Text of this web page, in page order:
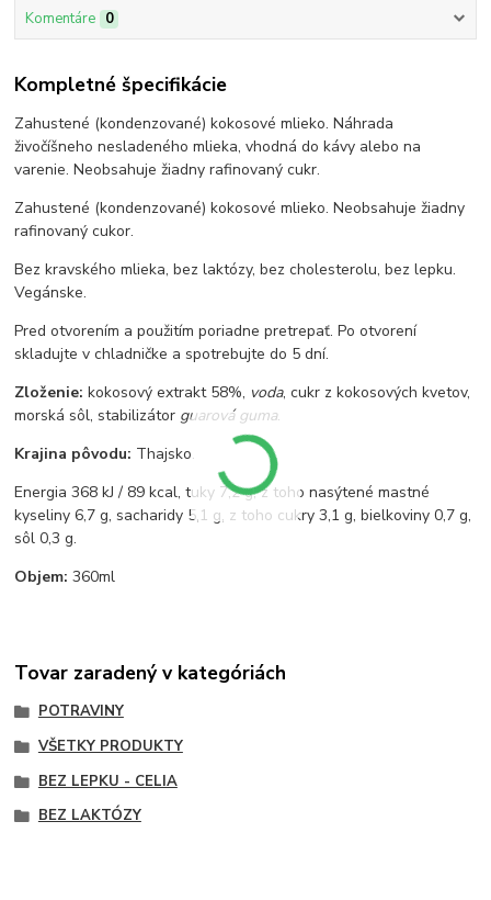
Komentáre 0
Kompletné špecifikácie
Zahustené (kondenzované) kokosové mlieko. Náhrada
živočíšneho nesladeného mlieka, vhodná do kávy alebo na
varenie. Neobsahuje žiadny rafinovaný cukr.
Zahustené (kondenzované) kokosové mlieko. Neobsahuje žiadny
rafinovaný cukor.
Bez kravského mlieka, bez laktózy, bez cholesterolu, bez lepku.
Vegánske.
Pred otvorením a použitím poriadne pretrepať. Po otvorení
skladujte v chladničke a spotrebujte do 5 dní.
Zloženie:kokosový extrakt 58%, voda, cukr z kokosových kvetov,
morská sôl, stabilizátor guarová guma.
Krajina pôvodu: Thajsko.
Energia 368 kJ / 89 kcal, tuky 7,2 g, z toho nasýtené mastné
kyseliny 6,7 g, sacharidy 5,1 g, z toho cukry 3,1 g, bielkoviny 0,7 g,
sôl 0,3 g.
Objem:360ml
Tovar zaradený v kategóriách
POTRAVINY
VŠETKY PRODUKTY
BEZ LEPKU - CELIA
BEZ LAKTÓZY